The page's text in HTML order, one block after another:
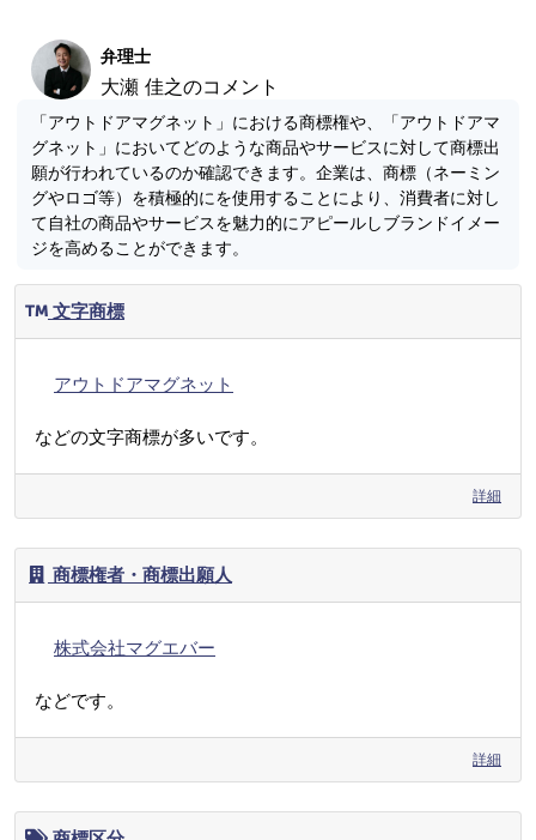
弁理士
大瀬 佳之のコメント
「アウトドアマグネット」における商標権や、「アウトドアマ
グネット」においてどのような商品やサービスに対して商標出
願が行われているのか確認できます。企業は、商標（ネーミン
グやロゴ等）を積極的にを使用することにより、消費者に対し
て自社の商品やサービスを魅力的にアピールしブランドイメー
ジを高めることができます。
文字商標
アウトドアマグネット
などの文字商標が多いです。
詳細
商標権者・商標出願人
株式会社マグエバー
などです。
詳細